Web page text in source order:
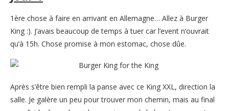
1ère chose à faire en arrivant en Allemagne… Allez à Burger
King :). J’avais beaucoup de temps à tuer car l’event n’ouvrait
qu’à 15h. Chose promise à mon estomac, chose dûe.
Après s’être bien rempli la panse avec ce King XXL, direction la
salle. Je galère un peu pour trouver mon chemin, mais au final